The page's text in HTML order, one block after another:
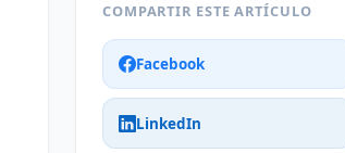
COMPARTIR ESTE ARTÍCULO
Facebook
LinkedIn